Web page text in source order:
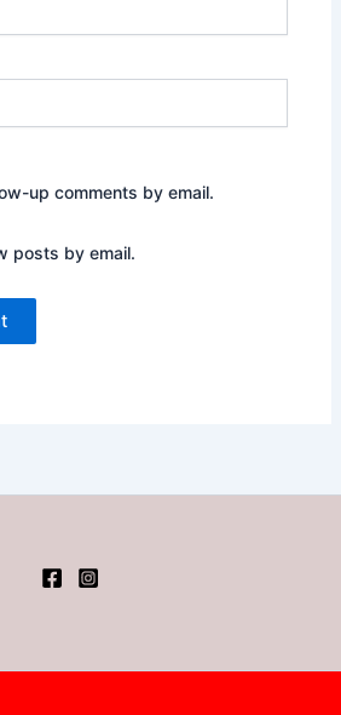
up comments by email.
posts by email.